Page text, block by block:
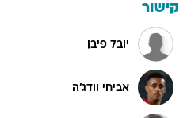
קישור
יובל פיבן
אביחי וודג'ה